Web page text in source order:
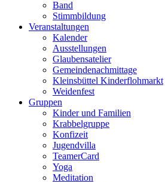
Band
Stimmbildung
Veranstaltungen
Kalender
Ausstellungen
Glaubensatelier
Gemeindenachmittage
Kleinsbüttel Kinder­flohmarkt
Weidenfest
Gruppen
Kinder und Familien
Krabbelgruppe
Konfizeit
Jugendvilla
TeamerCard
Yoga
Meditation